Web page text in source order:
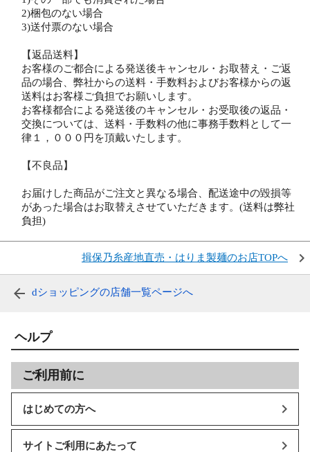
2)梱包のない場合
3)送付票のない場合
【返品送料】
お客様のご都合による発送後キャンセル・お取替え・ご返
品の場合、弊社からの送料・手数料およびお客様からの返
送料はお客様ご負担でお願いします。
お客様都合による発送後のキャンセル・お受取後の返品・
交換については、送料・手数料の他に事務手数料として一
律１，０００円を頂戴いたします。
【不良品】
お届けした商品がご注文と異なる場合、配送途中の毀損等
があった場合はお取替えさせていただきます。(送料は弊社
負担)
揖保乃糸産地直売・はりま製麺のお店TOPへ
dショッピングの店舗一覧ページへ
ヘルプ
ご利用前に
はじめての方へ
サイトご利用にあたって